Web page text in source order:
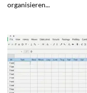
organisieren...